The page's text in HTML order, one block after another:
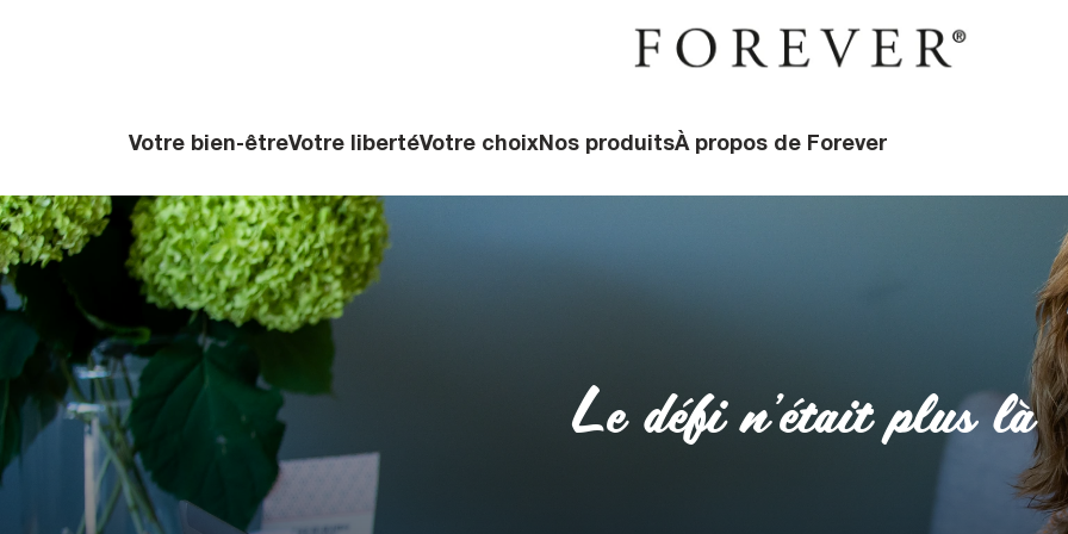
Votre bien-êtreVotre libertéVotre choixNos produitsÀ propos de Forever
Le défi n'était plus là